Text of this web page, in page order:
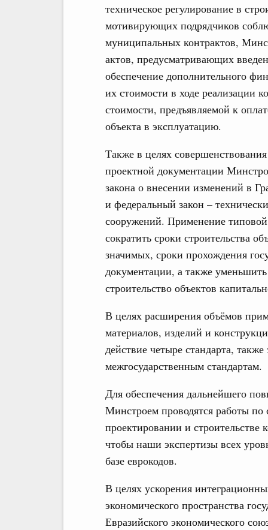
техническое регулирование в
мотивирующих подрядчиков
муниципальных контрактов,
актов, предусматривающих
обеспечение дополнительного
их стоимости в ходе реализации
стоимости, предъявляемой к
объекта в эксплуатацию.
Также в целях
проектной документации
закона о внесении изменений в
и федеральный закон –
сооружений. Применение
сократить сроки строительства
значимых, сроки прохождения
документации, а также
строительство объектов
В целях расширения объёмов
материалов, изделий и
действие четыре стандарта,
межгосударственным стандартам.
Для обеспечения дальнейшего
Минстроем проводятся работы
проектировании и строительстве
чтобы наши экспертизы всех
базе еврокодов.
В целях ускорения
экономического пространства
Евразийского экономического